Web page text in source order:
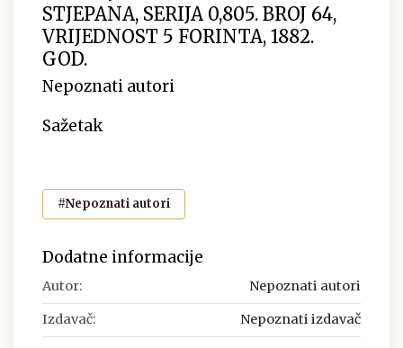
STJEPANA, SERIJA 0,805. BROJ 64,
VRIJEDNOST 5 FORINTA, 1882.
GOD.
Nepoznati autori
Sažetak
#Nepoznati autori
Dodatne informacije
Autor: Nepoznati autori
Izdavač: Nepoznati izdavač